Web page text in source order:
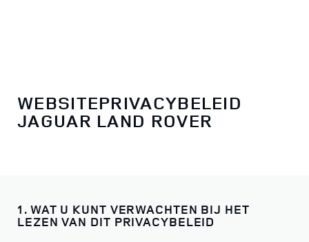
WEBSITEPRIVACYBELEID
JAGUAR LAND ROVER
1. WAT U KUNT VERWACHTEN BIJ HET
LEZEN VAN DIT PRIVACYBELEID